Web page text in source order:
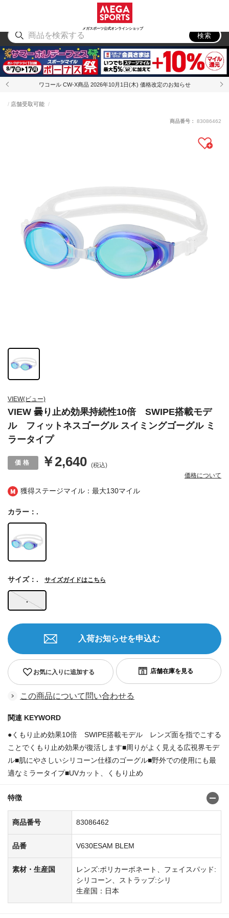
メガスポーツ公式オンラインショップ
アウトドア
検索
ワコール CW-X商品 2026年10月1日(木) 価格改定のお知らせ
獲得ステージマイル：最大130マイル
VIEW(ビュー)
VIEW 曇り止め効果持続性10倍 SWIPE搭載モデ
ル フィットネスゴーグル スイミングゴーグル ミ
ラータイプ
店舗受取可能
￥2,640 (税込)
価格について
商品番号： 83086462
カラー：.
.
サイズ：. サイズガイドはこちら
お気に入りに追加する
入荷お知らせを申込む
この商品について問い合わせる
関連 KEYWORD
●くもり止め効果10倍 SWIPE搭載モデル レンズ面を指でこする
ことでくもり止め効果が復活します■周りがよく見える広視界モデ
ル■肌にやさしいシリコーン仕様のゴーグル■野外での使用にも最
適なミラータイプ■UVカット、くもり止め
特徴
商品番号 83086462
品番 V630ESAM BLEM
素材・生産国
レンズ:ポリカーボネート、フェイスパッド:
シリコーン、ストラップ:シリ
生産国：日本